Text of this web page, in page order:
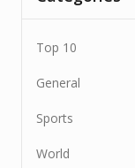
Top 10
General
Sports
World